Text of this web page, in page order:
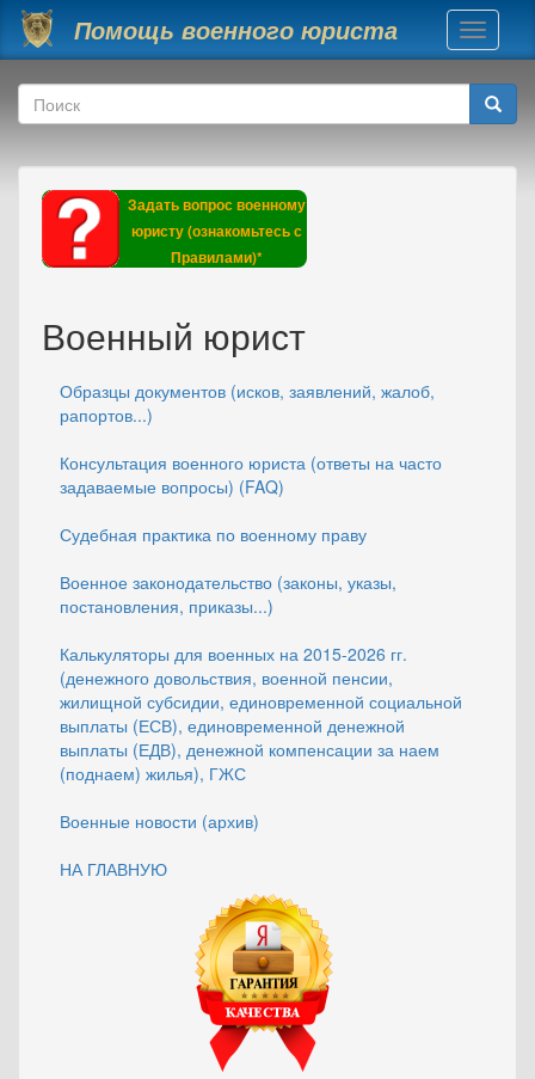
Перейти к основному содержанию
Помощь военного юриста
Toggle
Форма поиска
Поиск
Задать вопрос военному
юристу (ознакомьтесь с
Правилами)*
Военный юрист
Образцы документов (исков, заявлений, жалоб,
рапортов...)
Консультация военного юриста (ответы на часто
задаваемые вопросы) (FAQ)
Судебная практика по военному праву
Военное законодательство (законы, указы,
постановления, приказы...)
Калькуляторы для военных на 2015-2026 гг.
(денежного довольствия, военной пенсии,
жилищной субсидии, единовременной социальной
выплаты (ЕСВ), единовременной денежной
выплаты (ЕДВ), денежной компенсации за наем
(поднаем) жилья), ГЖС
Военные новости (архив)
НА ГЛАВНУЮ